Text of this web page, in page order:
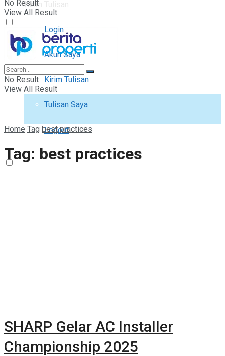
Kirim Tulisan
Login
Akun Saya
Kirim Tulisan
Tulisan Saya
Logout
No Result
View All Result
No Result
View All Result
Home Tag best practices
Tag: best practices
SHARP Gelar AC Installer
Championship 2025